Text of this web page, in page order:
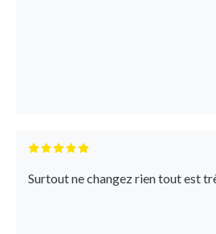
Surtout ne changez rien tout est